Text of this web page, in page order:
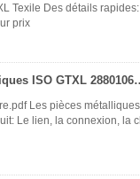
Texile Des détails rapides:
prix
Coupeuse de pièces détachées
Les pièces
Le lien, la connexion, la